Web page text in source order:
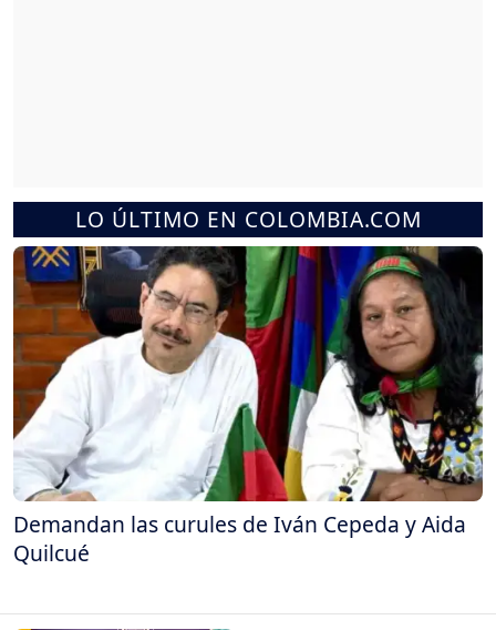
LO ÚLTIMO EN COLOMBIA.COM
Demandan las curules de Iván Cepeda y Aida
Quilcué